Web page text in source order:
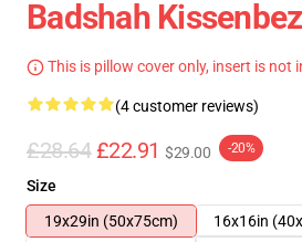
Badshah
This is pillow cover only, insert is not
(4 customer reviews)
£28.64 £22.91 $29.00 -20%
Size
19x29in (50x75cm)
16x16in